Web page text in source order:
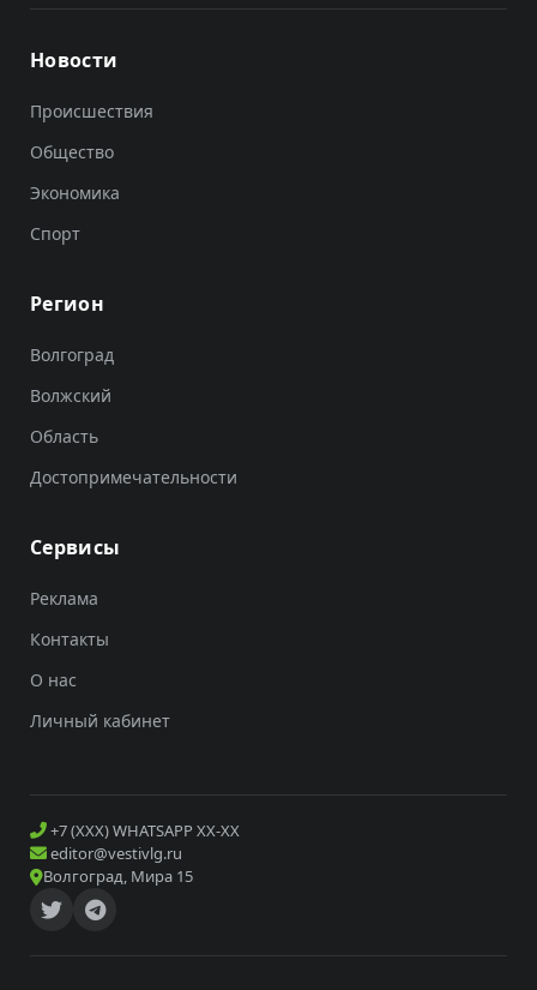
Новости
Происшествия
Общество
Экономика
Спорт
Регион
Волгоград
Волжский
Область
Достопримечательности
Сервисы
Реклама
Контакты
О нас
Личный кабинет
+7 (XXX) WHATSAPP XX-XX
editor@vestivlg.ru
Волгоград, Мира 15